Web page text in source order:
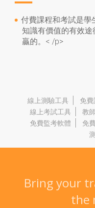
付費課程和考試是學
知識有價值的有效
贏的。< /p>
線上測驗工具 免
線上考試工具
教
免費監考軟體
免
Bring your
the